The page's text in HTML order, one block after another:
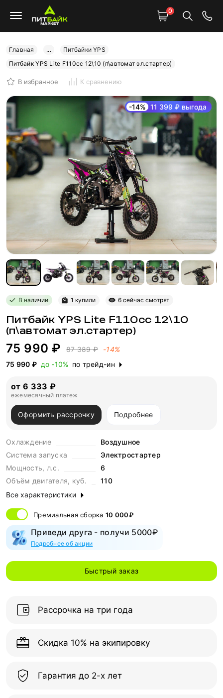
0
Главная ...
Питбайки YPS
Питбайк YPS Lite F110cc 12\10 (п\автомат эл.стартер)
В избранное К сравнению
-14% 11 399 ₽ выгода
В наличии 1 купили 6 сейчас смотрят
Питбайк YPS Lite F110cc 12\10
(п\автомат эл.стартер)
75 990 ₽ 87 389 ₽
-14%
75 990 ₽ до -10% по трейд-ин
от 6 333 ₽
ежемесячный платеж
Оформить рассрочку Подробнее
Охлаждение
Воздушное
Система запуска
Электростартер
Мощность, л.с.
6
Объём двигателя, куб.
110
Все характеристики
Премиальная сборка 10 000₽
Приведи друга - получи 5000₽
Подробнее об акции
Быстрый заказ
Рассрочка на три года
Скидка 10% на экипировку
Гарантия до 2-х лет